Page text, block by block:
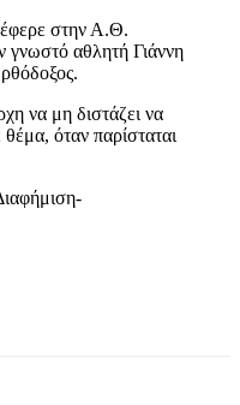
στην Α.Θ.
γνωστό αθλητή Γιάννη
να μη διστάζει να
θέμα, όταν παρίσταται